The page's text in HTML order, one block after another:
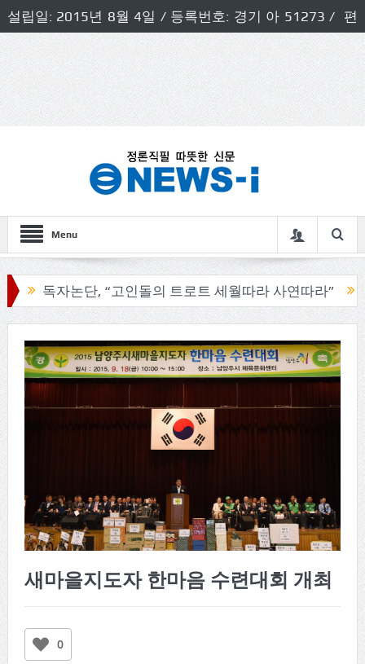
설립일: 2015년 8월 4일 / 등록번호: 경기 아 51273 / 편
집인 및 발행인: 허득천 / 개인정보책임자 및 청소년보호호
책임자: 최상규
Menu
독자논단, “고인돌의 트로트 세월따라 사연따라” 구리
새마을지도자 한마음 수련대회 개최
0